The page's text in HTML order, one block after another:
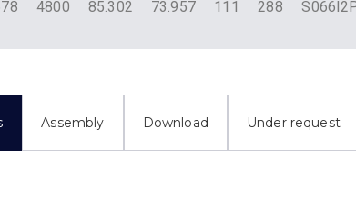
4800 85.302 73.957 111 288
Assembly Download Under request